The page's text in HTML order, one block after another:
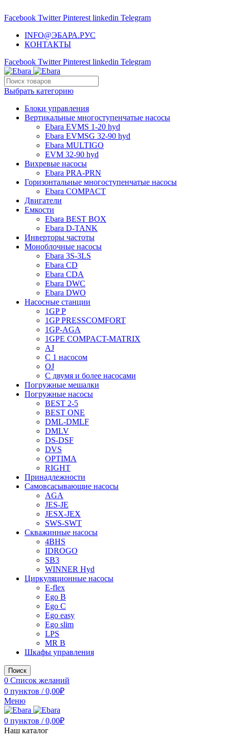
Facebook Twitter Pinterest linkedin Telegram
INFO@ЭБАРА.РУС
КОНТАКТЫ
Facebook Twitter Pinterest linkedin Telegram
Выбрать категорию
Блоки управления
Вертикальные многоступенчатые насосы
Ebara EVMS 1-20 hyd
Ebara EVMSG 32-90 hyd
Ebara MULTIGO
EVM 32-90 hyd
Вихревые насосы
Ebara PRA-PRN
Горизонтальные многоступенчатые насосы
Ebara COMPACT
Двигатели
Емкости
Ebara BEST BOX
Ebara D-TANK
Инверторы частоты
Моноблочные насосы
Ebara 3S-3LS
Ebara CD
Ebara CDA
Ebara DWC
Ebara DWO
Насосные станции
1GP P
1GP PRESSCOMFORT
1GP-AGA
1GPE COMPACT-MATRIX
AJ
C 1 насосом
OJ
С двумя и более насосами
Погружные мешалки
Погружные насосы
BEST 2-5
BEST ONE
DML-DMLF
DMLV
DS-DSF
DVS
OPTIMA
RIGHT
Принадлежности
Самовсасывающие насосы
AGA
JES-JE
JESX-JEX
SWS-SWT
Скважинные насосы
4BHS
IDROGO
SB3
WINNER Hyd
Циркуляционные насосы
E-flex
Ego B
Ego C
Ego easy
Ego slim
LPS
MR B
Шкафы управления
Поиск
0 Список желаний
0 пунктов / 0,00₽
Меню
0 пунктов / 0,00₽
Наш каталог